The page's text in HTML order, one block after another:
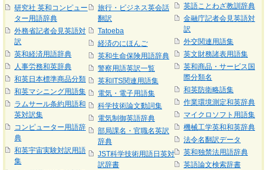
研究社 英和コンピュー
ター用語辞典
外務省記者会見英語対
訳
英和経済用語辞典
人事労務和英辞典
和英日本標準商品分類
和英マシニング用語集
ラムサール条約用語和
英対訳集
コンピューター用語辞
典
和英宇宙実験対訳用語
集
旅行・ビジネス英会話
翻訳
Tatoeba
経済のにほんご
英和生命保険用語辞典
警察用語英訳一覧
英和ITS関連用語集
電気・電子用語集
科学技術論文動詞集
電気制御英語辞典
部局課名・官職名英訳
辞典
JST科学技術用語日英対
訳辞書
英語ことわざ教訓辞典
金融庁記者会見英語対
訳
外交関連用語集
英文財務諸表用語集
英和商品・サービス国
際分類名
和英防衛略語集
作業環境測定和英辞典
マイクロソフト用語集
機械工学英和和英辞典
法令名翻訳データ
英和独禁法用語辞典
英語論文検索辞書